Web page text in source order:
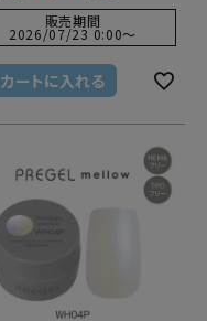
販売期間
2026/07/23 0:00〜
カートに入れる